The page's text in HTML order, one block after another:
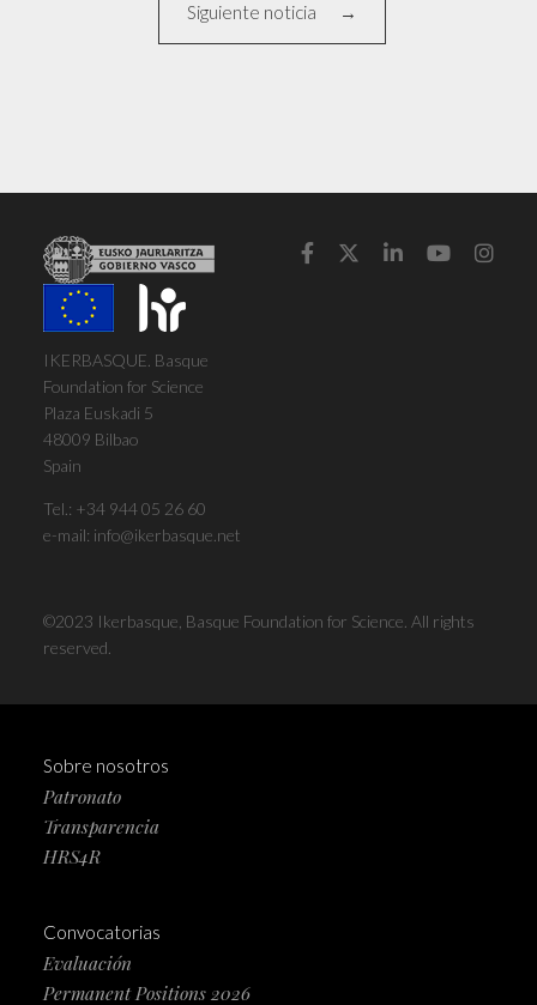
Siguiente noticia
IKERBASQUE. Basque
Foundation for Science
Plaza Euskadi 5
48009 Bilbao
Spain
Tel.: +34 944 05 26 60
e-mail: info@ikerbasque.net
    
©2023 Ikerbasque, Basque Foundation for Science. All rights
reserved.
Sobre nosotros
Patronato
Transparencia
HRS4R
Convocatorias
Evaluación
Permanent Positions 2026